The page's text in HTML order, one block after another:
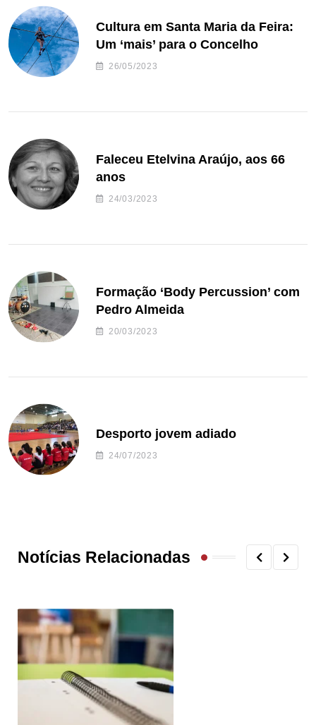
Cultura em Santa Maria da Feira:
Um ‘mais’ para o Concelho
26/05/2023
Faleceu Etelvina Araújo, aos 66
anos
24/03/2023
Formação ‘Body Percussion’ com
Pedro Almeida
20/03/2023
Desporto jovem adiado
24/07/2023
Notícias Relacionadas